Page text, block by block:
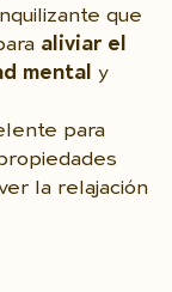
que
aliviar el
mental y
para
la relajación